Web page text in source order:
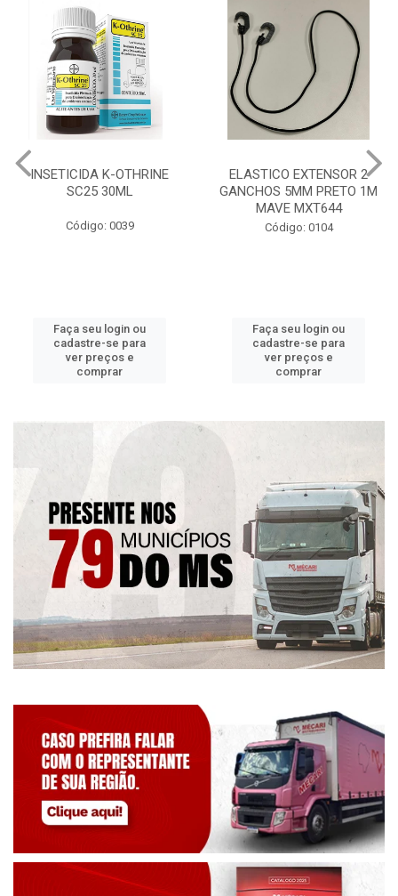
INSETICIDA K-OTHRINE
SC25 30ML
Código: 0039
Faça seu login ou
cadastre-se para
ver preços e
comprar
ELASTICO EXTENSOR 2
GANCHOS 5MM PRETO 1M
MAVE MXT644
Código: 0104
Faça seu login ou
cadastre-se para
ver preços e
comprar